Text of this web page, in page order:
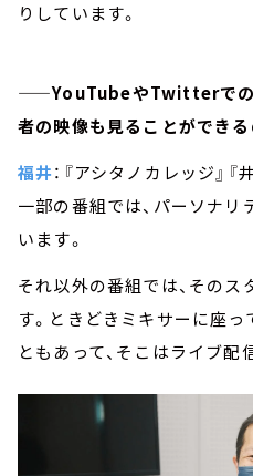
りしています。
——YouTubeやTwitterでの
者の映像も見ることができる
福井：『アシタノカレッジ』
一部の番組では、パーソナ
います。
それ以外の番組では、その
す。ときどきミキサーに座
ともあって、そこはライブ配